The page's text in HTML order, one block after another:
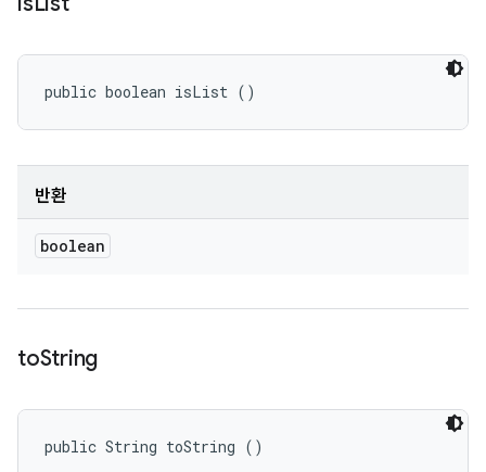
public boolean isList ()
반환
boolean
toString
public String toString ()